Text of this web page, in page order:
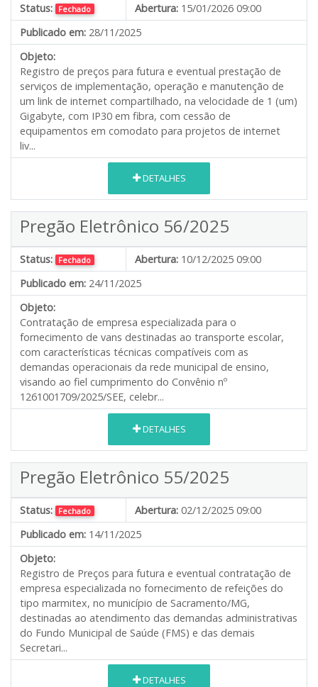
Status: Fechado Abertura: 15/01/2026 09:00
Publicado em: 28/11/2025
Objeto:
Registro de preços para futura e eventual prestação de
serviços de implementação, operação e manutenção de
um link de internet compartilhado, na velocidade de 1 (um)
Gigabyte, com IP30 em fibra, com cessão de
equipamentos em comodato para projetos de internet
liv...
DETALHES
Pregão Eletrônico 56/2025
Status: Fechado Abertura: 10/12/2025 09:00
Publicado em: 24/11/2025
Objeto:
Contratação de empresa especializada para o
fornecimento de vans destinadas ao transporte escolar,
com características técnicas compatíveis com as
demandas operacionais da rede municipal de ensino,
visando ao fiel cumprimento do Convênio nº
1261001709/2025/SEE, celebr...
DETALHES
Pregão Eletrônico 55/2025
Status: Fechado Abertura: 02/12/2025 09:00
Publicado em: 14/11/2025
Objeto:
Registro de Preços para futura e eventual contratação de
empresa especializada no fornecimento de refeições do
tipo marmitex, no município de Sacramento/MG,
destinadas ao atendimento das demandas administrativas
do Fundo Municipal de Saúde (FMS) e das demais
Secretari...
DETALHES